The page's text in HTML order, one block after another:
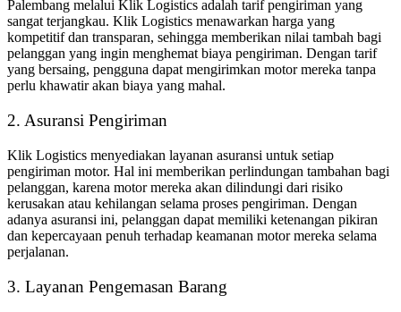
Palembang melalui Klik Logistics adalah tarif pengiriman yang
sangat terjangkau. Klik Logistics menawarkan harga yang
kompetitif dan transparan, sehingga memberikan nilai tambah bagi
pelanggan yang ingin menghemat biaya pengiriman. Dengan tarif
yang bersaing, pengguna dapat mengirimkan motor mereka tanpa
perlu khawatir akan biaya yang mahal.
2. Asuransi Pengiriman
Klik Logistics menyediakan layanan asuransi untuk setiap
pengiriman motor. Hal ini memberikan perlindungan tambahan bagi
pelanggan, karena motor mereka akan dilindungi dari risiko
kerusakan atau kehilangan selama proses pengiriman. Dengan
adanya asuransi ini, pelanggan dapat memiliki ketenangan pikiran
dan kepercayaan penuh terhadap keamanan motor mereka selama
perjalanan.
3. Layanan Pengemasan Barang